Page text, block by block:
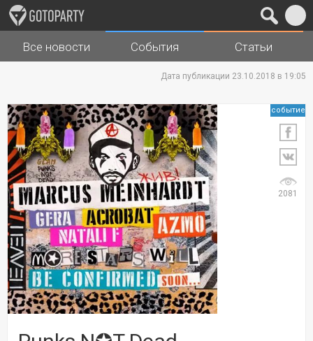
Города Музыка
Все новости События Статьи
Дата публикации 23.10.2018 в 19:05
событие
2081